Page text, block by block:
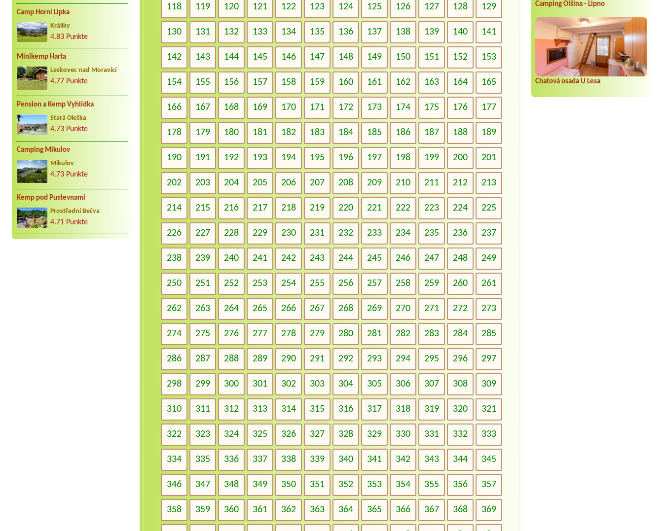
Camp Horní Lipka
Králíky
4.83 Punkte
Minikemp Harta
Leskovec nad Moravicí
4.77 Punkte
Pension a Kemp Vyhlídka
Stará Oleška
4.73 Punkte
Camping Mikulov
Mikulov
4.73 Punkte
Kemp pod Pustevnami
Prostřední Bečva
4.71 Punkte
Camping Olšina - Lipno
Chatová osada U Lesa
118 119 120 121 122 123 124 125 126 127 128 129
130 131 132 133 134 135 136 137 138 139 140 141
142 143 144 145 146 147 148 149 150 151 152 153
154 155 156 157 158 159 160 161 162 163 164 165
166 167 168 169 170 171 172 173 174 175 176 177
178 179 180 181 182 183 184 185 186 187 188 189
190 191 192 193 194 195 196 197 198 199 200 201
202 203 204 205 206 207 208 209 210 211 212 213
214 215 216 217 218 219 220 221 222 223 224 225
226 227 228 229 230 231 232 233 234 235 236 237
238 239 240 241 242 243 244 245 246 247 248 249
250 251 252 253 254 255 256 257 258 259 260 261
262 263 264 265 266 267 268 269 270 271 272 273
274 275 276 277 278 279 280 281 282 283 284 285
286 287 288 289 290 291 292 293 294 295 296 297
298 299 300 301 302 303 304 305 306 307 308 309
310 311 312 313 314 315 316 317 318 319 320 321
322 323 324 325 326 327 328 329 330 331 332 333
334 335 336 337 338 339 340 341 342 343 344 345
346 347 348 349 350 351 352 353 354 355 356 357
358 359 360 361 362 363 364 365 366 367 368 369